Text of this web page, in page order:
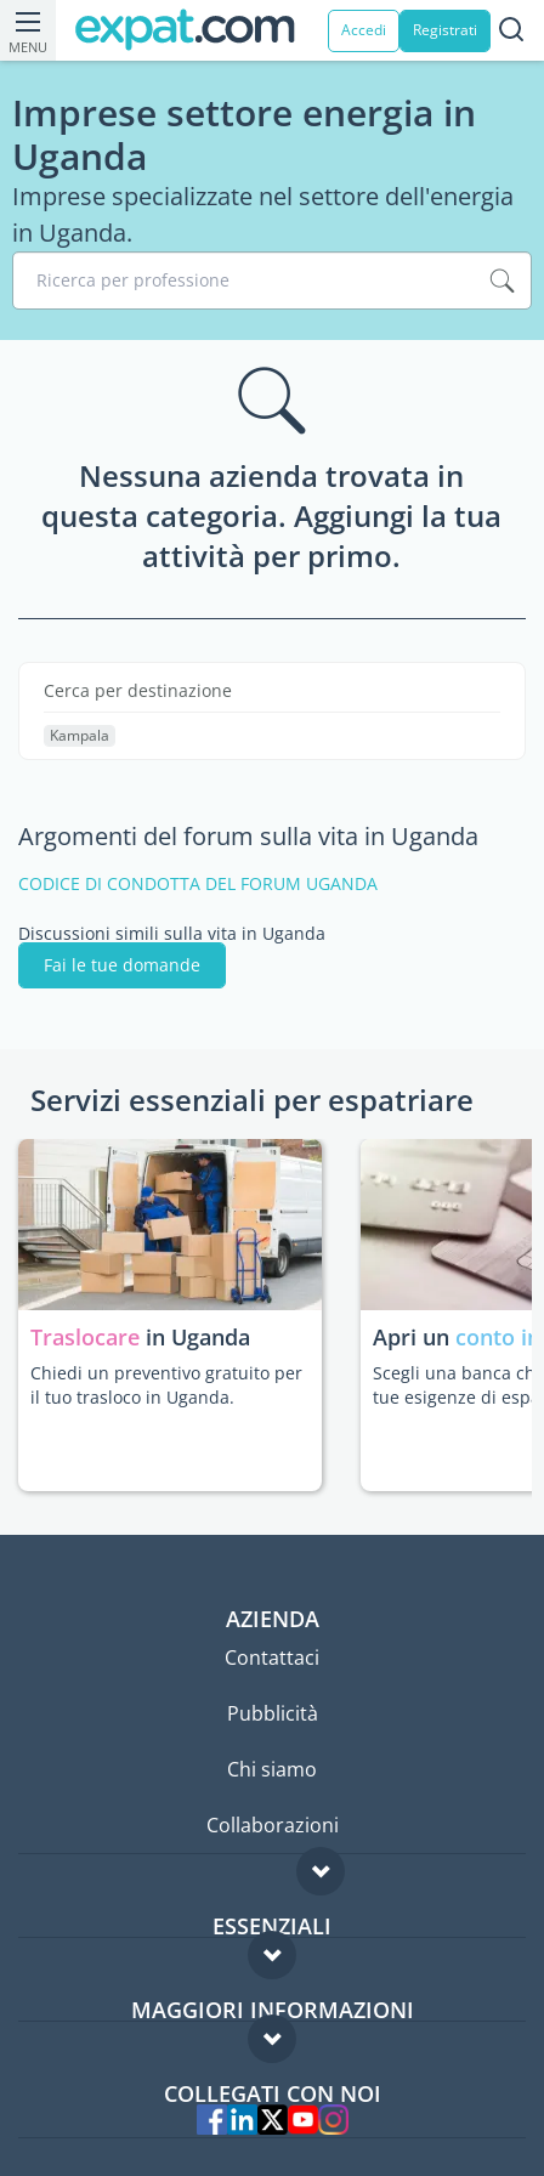
MENU
Accedi Registrati
Imprese settore energia in
Uganda
Imprese specializzate nel settore dell'energia
in Uganda.
Ricerca per professione
Nessuna azienda trovata in
questa categoria. Aggiungi la tua
attività per primo.
Cerca per destinazione
Kampala
Argomenti del forum sulla vita in Uganda
CODICE DI CONDOTTA DEL FORUM UGANDA
Discussioni simili sulla vita in Uganda
Fai le tue domande
Servizi essenziali per espatriare
Traslocare in Uganda
Chiedi un preventivo gratuito per
il tuo trasloco in Uganda.
Apri un conto
Scegli una banca
tue esigenze di
AZIENDA
Contattaci
Pubblicità
Chi siamo
Collaborazioni
ESSENZIALI
Forum per expat
Guida per expat
MAGGIORI INFORMAZIONI
Domande frequenti
Esperti
COLLEGATI CON NOI